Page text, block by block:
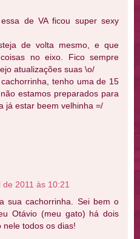
de VA ficou super sexy
de volta mesmo, e que
no eixo. Fico sempre
atualizações suas \o/
tenho uma de 15
estamos preparados para
já estar beem velhinha =/
de 2011 às 10:21
sua cachorrinha. Sei bem o
Otávio (meu gato) há dois
nele todos os dias!